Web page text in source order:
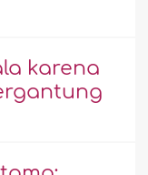
karena